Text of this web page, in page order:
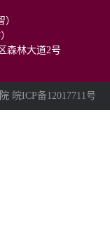
）
森林大道2号
皖ICP备12017711号